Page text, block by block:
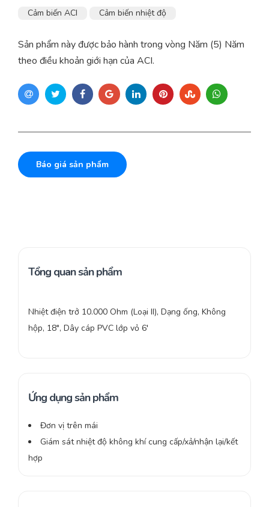
Cảm biến ACI Cảm biến nhiệt độ
Sản phẩm này được bảo hành trong vòng Năm (5) Năm
theo điều khoản giới hạn của ACI.
Báo giá sản phẩm
Tổng quan sản phẩm
Nhiệt điện trở 10.000 Ohm (Loại II), Dạng ống, Không
hộp, 18″, Dây cáp PVC lớp vỏ 6′
Ứng dụng sản phẩm
Đơn vị trên mái
Giám sát nhiệt độ không khí cung cấp/xả/nhận lại/kết
hợp